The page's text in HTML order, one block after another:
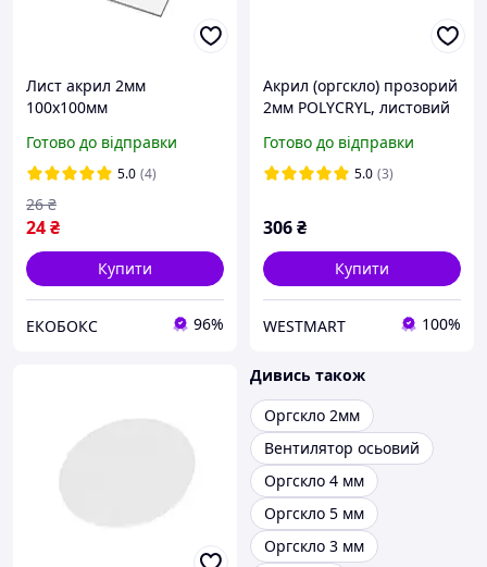
Лист акрил 2мм
100х100мм
Готово до відправки
5.0 (4)
24₴
26 ₴
Купити
ЕКОБОКС 96%
Акрил (оргскло) прозорий
2мм POLYCRYL, листовий
Готово до відправки
5.0 (3)
306₴
Купити
WESTMART 100%
Дивись також
Оргскло 2мм
Вентилятор осьовий
Оргскло 4 мм
Оргскло 5 мм
Оргскло 3 мм